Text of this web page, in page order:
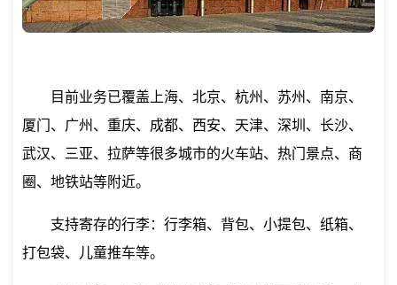
目前业务已覆盖上海、北京、杭州、苏州、南京、
厦门、广州、重庆、成都、西安、天津、深圳、长沙、
武汉、三亚、拉萨等很多城市的火车站、热门景点、商
圈、地铁站等附近。
支持寄存的行李：行李箱、背包、小提包、纸箱、
打包袋、儿童推车等。